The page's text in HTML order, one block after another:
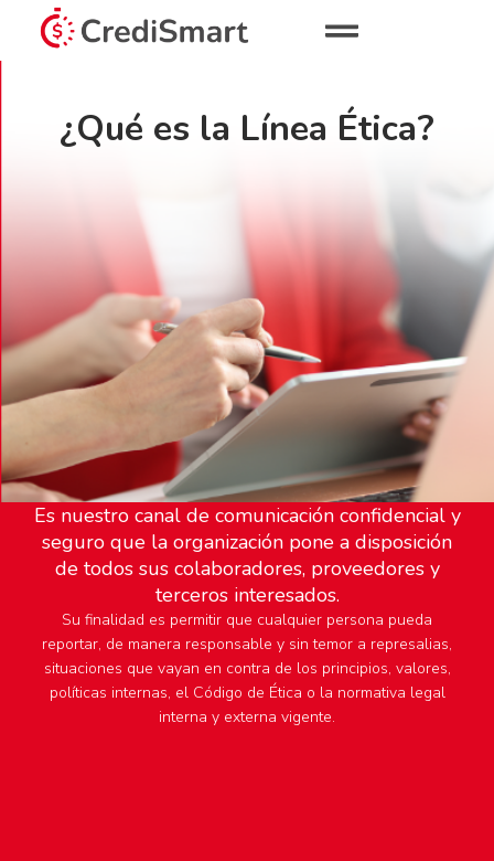
Es nuestro canal de comunicación confidencial y
seguro que la organización pone a disposición
de todos sus colaboradores, proveedores y
terceros interesados.
Su finalidad es permitir que cualquier persona pueda
reportar, de manera responsable y sin temor a represalias,
situaciones que vayan en contra de los principios, valores,
políticas internas, el Código de Ética o la normativa legal
interna y externa vigente.
¿Qué es la Línea Ética?